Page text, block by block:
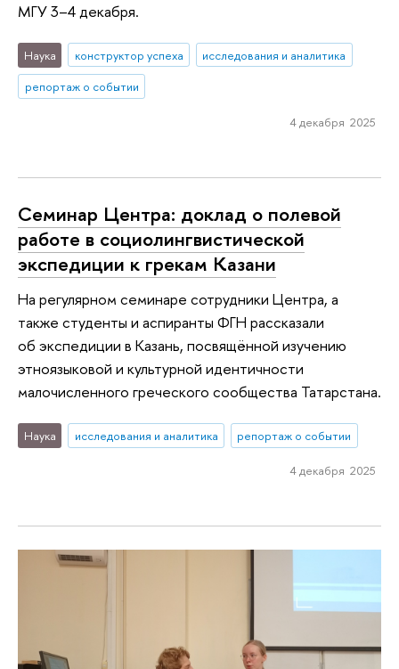
МГУ 3–4 декабря.
Наука конструктор успеха
исследования и аналитика
репортаж о событии
4 декабря 2025
Семинар Центра: доклад о полевой
работе в социолингвистической
экспедиции к грекам Казани
На регулярном семинаре сотрудники Центра, а
также студенты и аспиранты ФГН рассказали
об экспедиции в Казань, посвящённой изучению
этноязыковой и культурной идентичности
малочисленного греческого сообщества Татарстана.
Наука исследования и аналитика репортаж о событии
4 декабря 2025